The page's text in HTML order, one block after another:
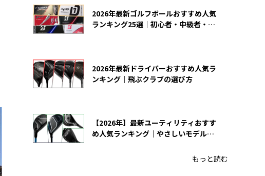
2026年最新ゴルフボールおすすめ人気
ランキング25選｜初心者・中級者・上
2026年最新ドライバーおすすめ人気ラ
ンキング｜飛ぶクラブの選び方
【2026年】最新ユーティリティおすす
め人気ランキング｜やさしいモデルの
もっと読む